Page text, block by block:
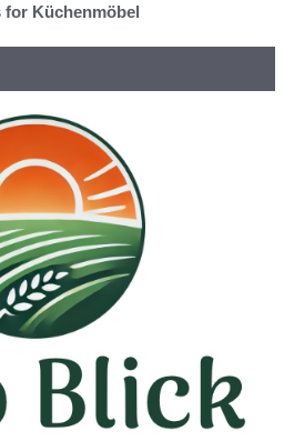
for Küchenmöbel